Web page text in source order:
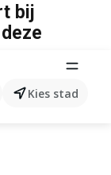
Kies stad
bij
die term.
Albert